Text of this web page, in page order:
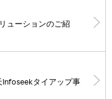
ューションのご紹
タイアップ事